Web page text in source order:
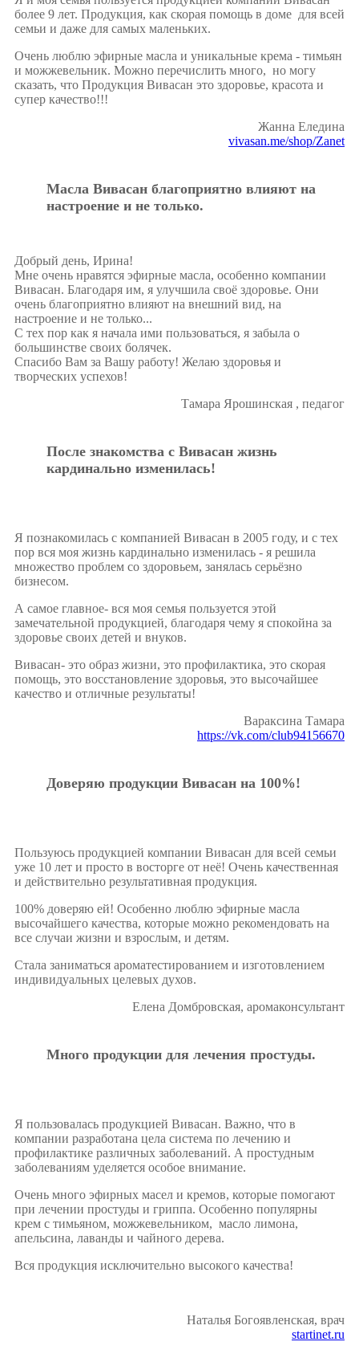
более 9 лет. Продукция, как скорая помощь в доме для всей
семьи и даже для самых маленьких.
Очень люблю эфирные масла и уникальные крема - тимьян
и можжевельник. Можно перечислить много, но могу
сказать, что Продукция Вивасан это здоровье, красота и
супер качество!!!
Жанна Еледина
vivasan.me/shop/Zanet
Масла Вивасан благоприятно влияют на
настроение и не только.
Добрый день, Ирина!
Мне очень нравятся эфирные масла, особенно компании
Вивасан. Благодаря им, я улучшила своё здоровье. Они
очень благоприятно влияют на внешний вид, на
настроение и не только...
С тех пор как я начала ими пользоваться, я забыла о
большинстве своих болячек.
Спасибо Вам за Вашу работу! Желаю здоровья и
творческих успехов!
Тамара Ярошинская , педагог
После знакомства с Вивасан жизнь
кардинально изменилась!
Я познакомилась с компанией Вивасан в 2005 году, и с тех
пор вся моя жизнь кардинально изменилась - я решила
множество проблем со здоровьем, занялась серьёзно
бизнесом.
А самое главное- вся моя семья пользуется этой
замечательной продукцией, благодаря чему я спокойна за
здоровье своих детей и внуков.
Вивасан- это образ жизни, это профилактика, это скорая
помощь, это восстановление здоровья, это высочайшее
качество и отличные результаты!
Вараксина Тамара
https://vk.com/club94156670
Доверяю продукции Вивасан на 100%!
Пользуюсь продукцией компании Вивасан для всей семьи
уже 10 лет и просто в восторге от неё! Очень качественная
и действительно результативная продукция.
100% доверяю ей! Особенно люблю эфирные масла
высочайшего качества, которые можно рекомендовать на
все случаи жизни и взрослым, и детям.
Стала заниматься ароматестированием и изготовлением
индивидуальных целевых духов.
Елена Домбровская, аромаконсультант
Много продукции для лечения простуды.
Я пользовалась продукцией Вивасан. Важно, что в
компании разработана цела система по лечению и
профилактике различных заболеваний. А простудным
заболеваниям уделяется особое внимание.
Очень много эфирных масел и кремов, которые помогают
при лечении простуды и гриппа. Особенно популярны
крем с тимьяном, можжевельником, масло лимона,
апельсина, лаванды и чайного дерева.
Вся продукция исключительно высокого качества!
Наталья Богоявленская, врач
startinet.ru